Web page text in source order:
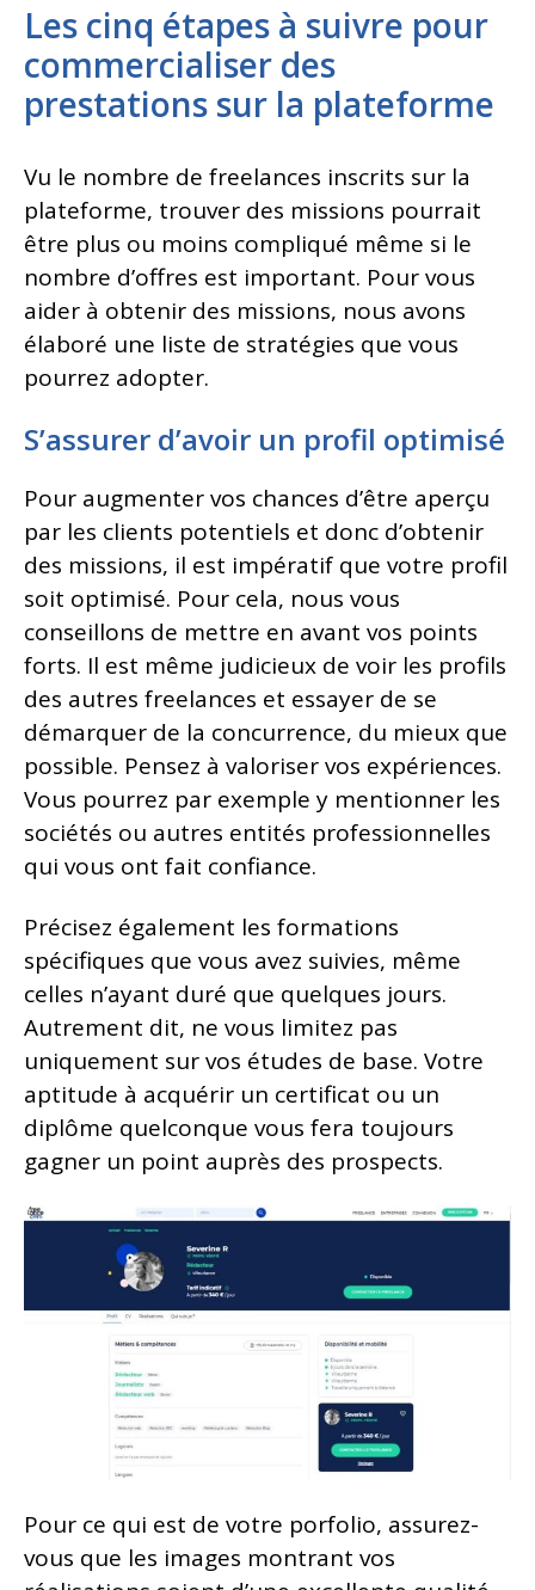
Les cinq étapes à suivre pour
commercialiser des
prestations sur la plateforme
Vu le nombre de freelances inscrits sur la
plateforme, trouver des missions pourrait
être plus ou moins compliqué même si le
nombre d’offres est important. Pour vous
aider à obtenir des missions, nous avons
élaboré une liste de stratégies que vous
pourrez adopter.
S’assurer d’avoir un profil optimisé
Pour augmenter vos chances d’être aperçu
par les clients potentiels et donc d’obtenir
des missions, il est impératif que votre profil
soit optimisé. Pour cela, nous vous
conseillons de mettre en avant vos points
forts. Il est même judicieux de voir les profils
des autres freelances et essayer de se
démarquer de la concurrence, du mieux que
possible. Pensez à valoriser vos expériences.
Vous pourrez par exemple y mentionner les
sociétés ou autres entités professionnelles
qui vous ont fait confiance.
Précisez également les formations
spécifiques que vous avez suivies, même
celles n’ayant duré que quelques jours.
Autrement dit, ne vous limitez pas
uniquement sur vos études de base. Votre
aptitude à acquérir un certificat ou un
diplôme quelconque vous fera toujours
gagner un point auprès des prospects.
Pour ce qui est de votre porfolio, assurez-
vous que les images montrant vos